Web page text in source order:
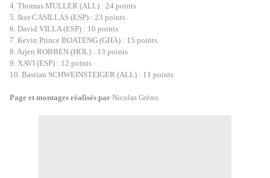
4. Thomas MULLER (ALL) : 24 points
5. Iker CASILLAS (ESP) : 23 points
6. David VILLA (ESP) : 16 points
7. Kevin Prince BOATENG (GHA) : 15 points
8. Arjen ROBBEN (HOL) : 13 points
9. XAVI (ESP) : 12 points
10. Bastian SCHWEINSTEIGER (ALL) : 11 points
Page et montages réalisés par Nicolas Gréno